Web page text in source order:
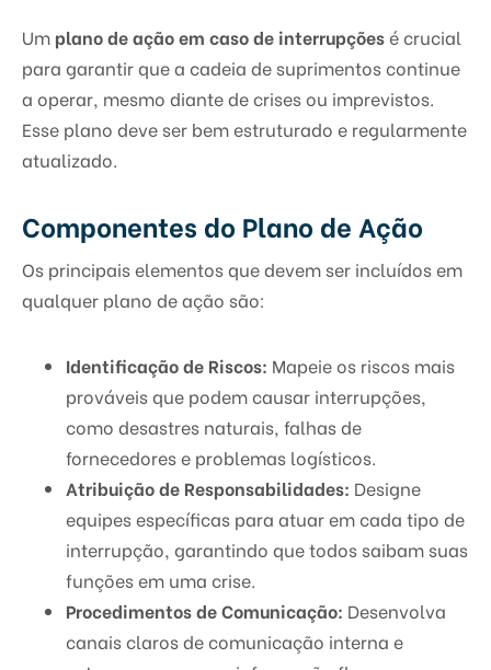
Um plano de ação em caso de interrupçõesé crucial
para garantir que a cadeia de suprimentos continue
a operar, mesmo diante de crises ou imprevistos.
Esse plano deve ser bem estruturado e regularmente
atualizado.
Componentes do Plano de Ação
Os principais elementos que devem ser incluídos em
qualquer plano de ação são:
Identificação de Riscos: Mapeie os riscos mais
prováveis que podem causar interrupções,
como desastres naturais, falhas de
fornecedores e problemas logísticos.
Atribuição de Responsabilidades: Designe
equipes específicas para atuar em cada tipo de
interrupção, garantindo que todos saibam suas
funções em uma crise.
Procedimentos de Comunicação: Desenvolva
canais claros de comunicação interna e